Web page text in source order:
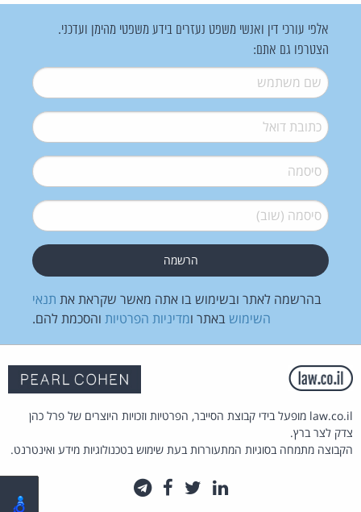
אלפי עורכי דין ואנשי משפט נעזרים בידע משפטי מהימן ועדכני.
הצטרפו גם אתם:
שם משתמש*
דואל*
סיסמה*
סיסמה (שוב)*
בהרשמה לאתר ובשימוש בו אתה מאשר שקראת את תנאי
השימוש באתר ומדיניות הפרטיות והסכמת להם.
law.co.il מופעל בידי קבוצת הסייבר, הפרטיות וזכויות היוצרים של פרל כהן
צדק לצר ברץ.
הקבוצה מתמחה בסוגיות המתעוררות בעת שימוש בטכנולוגיות מידע ואינטרנט.
לינקדאין
טוויטרפייסבוק